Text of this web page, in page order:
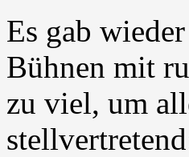
Es gab
Bühnen mit
zu viel, um